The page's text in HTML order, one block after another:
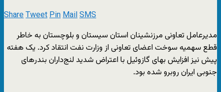
ShareTweetPinMailSMS
مدیرعامل تعاونی مرزنشینان استان سیستان و بلوچستان به خاطر
قطع سهمیه سوخت اعضای تعاونی از وزارت نفت انتقاد کرد. یک هفته
پیش نیز افزایش بهای گازوئیل با اعتراض شدید لنج‌داران بندرهای
جنوبی ایران روبرو شده بود.